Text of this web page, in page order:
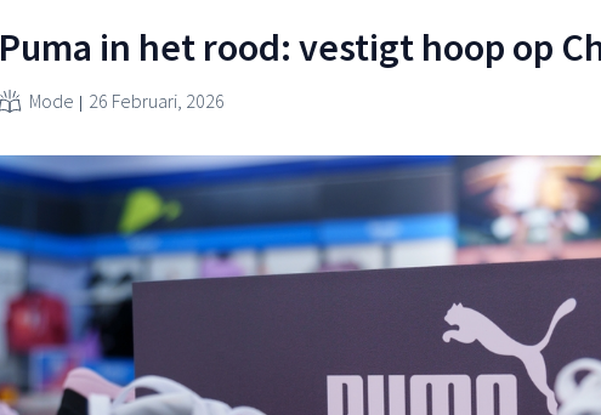
Puma in het rood: vestigt hoop op
Mode 26 Februari, 2026